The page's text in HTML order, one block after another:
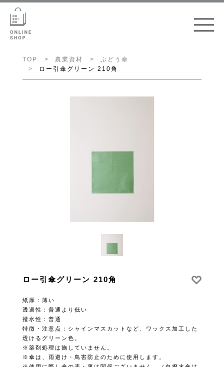
TOP 農業資材
ぶどう傘
ロー引傘グリーン 210角
ロー引傘グリーン 210角
紙厚：薄い
透過性：普通より低い
撥水性：普通
特徴・注意点：シャインマスカットなど、ワックス加工した
透けるグリーン色。
※薬剤処理は施していません。
※傘は、雨避け・鳥害防止のために使用します。